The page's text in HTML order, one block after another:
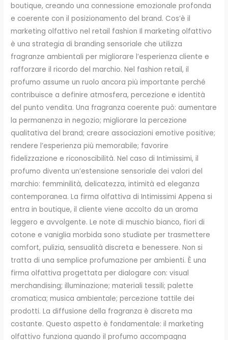
boutique, creando una connessione emozionale profonda
e coerente con il posizionamento del brand. Cos’è il
marketing olfattivo nel retail fashion Il marketing olfattivo
è una strategia di branding sensoriale che utilizza
fragranze ambientali per migliorare l’esperienza cliente e
rafforzare il ricordo del marchio. Nel fashion retail, il
profumo assume un ruolo ancora più importante perché
contribuisce a definire atmosfera, percezione e identità
del punto vendita. Una fragranza coerente può: aumentare
la permanenza in negozio; migliorare la percezione
qualitativa del brand; creare associazioni emotive positive;
rendere l’esperienza più memorabile; favorire
fidelizzazione e riconoscibilità. Nel caso di Intimissimi, il
profumo diventa un’estensione sensoriale dei valori del
marchio: femminilità, delicatezza, intimità ed eleganza
contemporanea. La firma olfattiva di Intimissimi Appena si
entra in boutique, il cliente viene accolto da un aroma
leggero e avvolgente. Le note di muschio bianco, fiori di
cotone e vaniglia morbida sono studiate per trasmettere
comfort, pulizia, sensualità discreta e benessere. Non si
tratta di una semplice profumazione per ambienti. È una
firma olfattiva progettata per dialogare con: visual
merchandising; illuminazione; materiali tessili; palette
cromatica; musica ambientale; percezione tattile dei
prodotti. La diffusione della fragranza è discreta ma
costante. Questo aspetto è fondamentale: il marketing
olfattivo funziona quando il profumo accompagna